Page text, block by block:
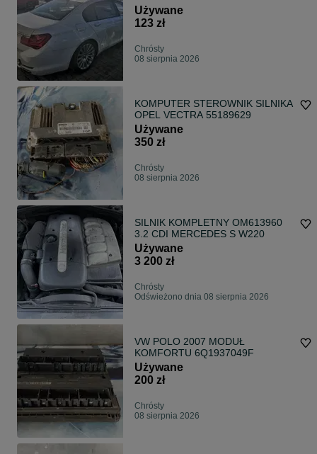
Używane
123 zł
Chrósty
08 sierpnia 2026
KOMPUTER STEROWNIK SILNIKA
OPEL VECTRA 55189629
Używane
350 zł
Chrósty
08 sierpnia 2026
SILNIK KOMPLETNY OM613960
3.2 CDI MERCEDES S W220
Używane
3 200 zł
Chrósty
Odświeżono dnia 08 sierpnia 2026
VW POLO 2007 MODUŁ
KOMFORTU 6Q1937049F
Używane
200 zł
Chrósty
08 sierpnia 2026